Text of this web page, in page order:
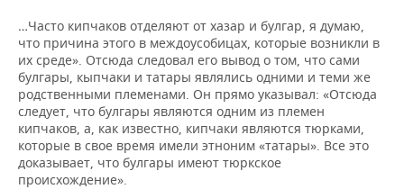
…Часто кипчаков отделяют от хазар и булгар, я думаю,
что причина этого в междоусобицах, которые возникли в
их среде». Отсюда следовал его вывод о том, что сами
булгары, кыпчаки и татары являлись одними и теми же
родственными племенами. Он прямо указывал: «Отсюда
следует, что булгары являются одним из племен
кипчаков, а, как известно, кипчаки являются тюрками,
которые в свое время имели этноним «татары». Все это
доказывает, что булгары имеют тюркское
происхождение».